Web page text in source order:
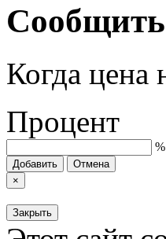
Когда цена
Процент
%
Добавить
Отмена
×
Закрыть